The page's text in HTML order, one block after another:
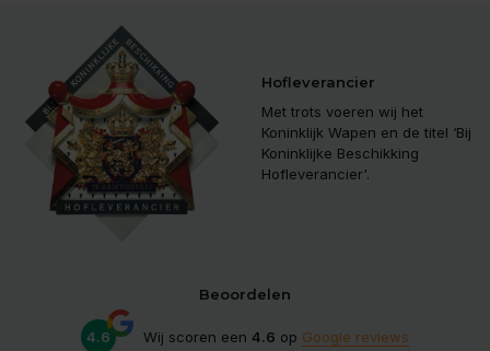
Hofleverancier
Met trots voeren wij het
Koninklijk Wapen en de titel ‘Bij
Koninklijke Beschikking
Hofleverancier'.
Beoordelen
4.6 Wij scoren een 4.6 op Google reviews